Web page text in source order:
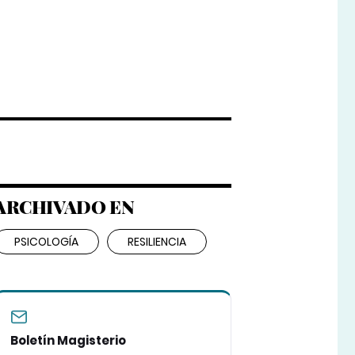
EN
PSICOLOGÍA RESILIENCIA
Boletín Magisterio